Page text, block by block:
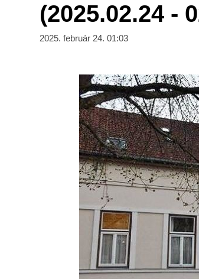
(2025.02.24 -
2025. február 24. 01:03